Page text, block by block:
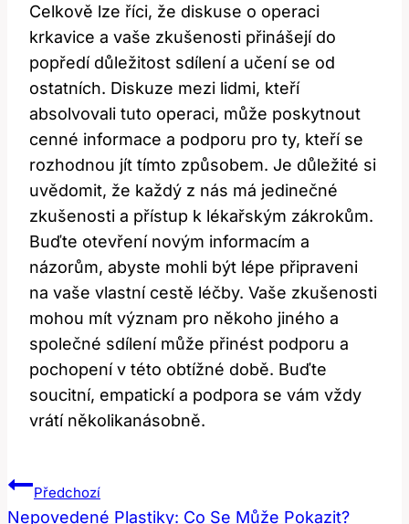
Celkově lze říci, že diskuse o operaci
krkavice a vaše zkušenosti přinášejí do
popředí důležitost sdílení a učení se od
ostatních. Diskuze mezi lidmi, kteří
absolvovali tuto operaci, může poskytnout
cenné informace a podporu pro ty, kteří se
rozhodnou jít tímto způsobem. Je důležité si
uvědomit, že každý z nás má jedinečné
zkušenosti a přístup k lékařským zákrokům.
Buďte otevření novým informacím a
názorům, abyste mohli být lépe připraveni
na vaše vlastní cestě léčby. Vaše zkušenosti
mohou mít význam pro někoho jiného a
společné sdílení může přinést podporu a
pochopení v této obtížné době. Buďte
soucitní, empatickí a podpora se vám vždy
vrátí několikanásobně.
Navigace
Předchozí
Nepovedené Plastiky: Co Se Může Pokazit?